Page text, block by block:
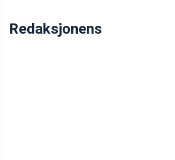
Redaksjonens